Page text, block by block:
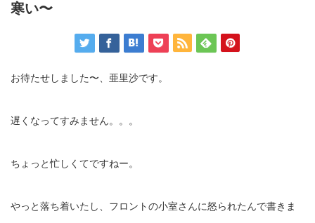
寒い〜
お待たせしました〜、亜里沙です。
遅くなってすみません。。。
ちょっと忙しくてですねー。
やっと落ち着いたし、フロントの小室さんに怒られたんで書きま